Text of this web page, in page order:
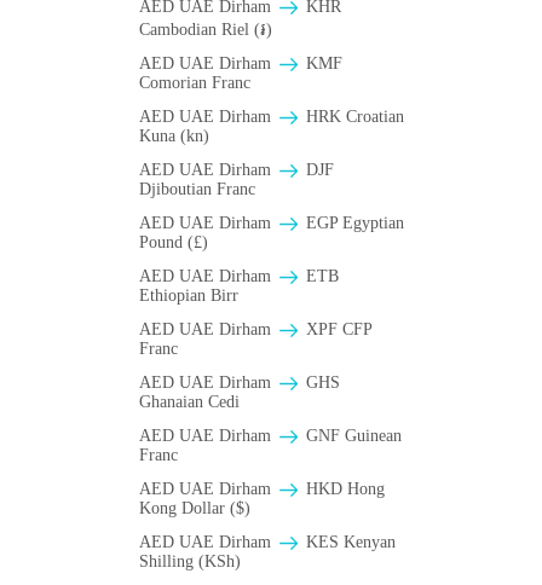
AED UAE Dirham
KHR
Cambodian Riel (៛)
AED UAE Dirham
KMF
Comorian Franc
AED UAE Dirham
HRK Croatian
Kuna (kn)
AED UAE Dirham
DJF
Djiboutian Franc
AED UAE Dirham
EGP Egyptian
Pound (£)
AED UAE Dirham
ETB
Ethiopian Birr
AED UAE Dirham
XPF CFP
Franc
AED UAE Dirham
GHS
Ghanaian Cedi
AED UAE Dirham
GNF Guinean
Franc
AED UAE Dirham
HKD Hong
Kong Dollar ($)
AED UAE Dirham
KES Kenyan
Shilling (KSh)